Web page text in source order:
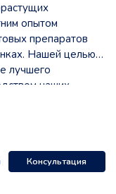
опытом
препаратов
Нашей целью с
лучшего
наших
и
Консультация